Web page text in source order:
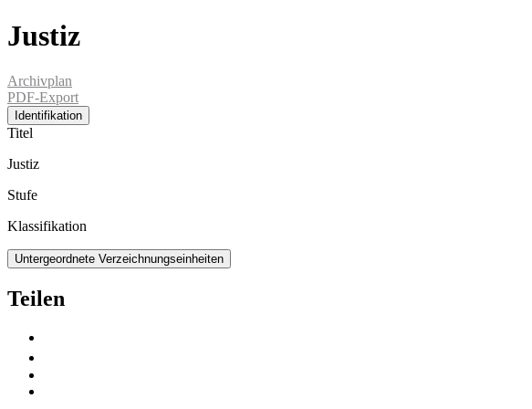
Justiz
Archivplan
PDF-Export
Identifikation
Titel
Justiz
Stufe
Klassifikation
Untergeordnete Verzeichnungseinheiten
Teilen